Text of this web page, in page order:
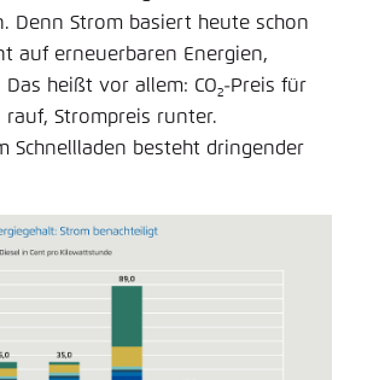
Denn Strom basiert heute schon
auf erneuerbaren Energien,
heißt vor allem: CO2-Preis für
rauf, Strompreis runter.
Schnellladen besteht dringender